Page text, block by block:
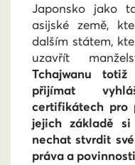
Japonsko jako
asijské země,
dalším státem,
uzavřít
Tchajwanu
přijímat
certifikátech pro
jejich základě si
nechat stvrdit
práva a